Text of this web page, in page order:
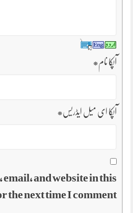
آپکا نام*
آپکا ای میل ایڈریس*
email, and website in this
the next time I comment.